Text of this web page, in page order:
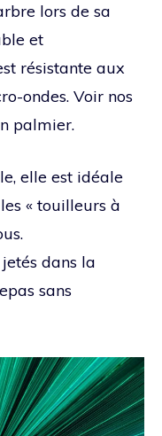
lors de sa
et
résistante aux
ondes. Voir nos
palmier.
elle est idéale
« touilleurs à
dans la
sans